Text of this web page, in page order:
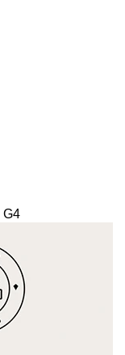
G4